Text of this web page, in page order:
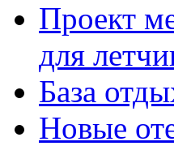
Проект
для
База
Новые